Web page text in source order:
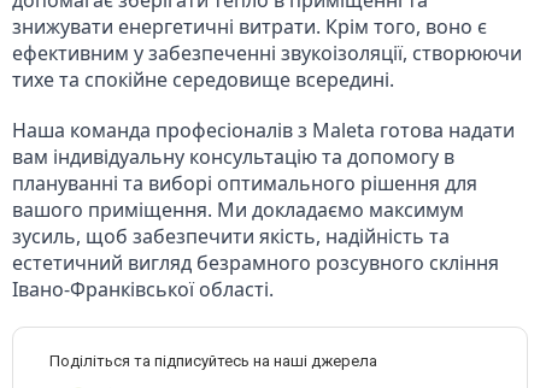
знижувати енергетичні витрати. Крім того, воно є
ефективним у забезпеченні звукоізоляції, створюючи
тихе та спокійне середовище всередині.
Наша команда професіоналів з Maleta готова надати
вам індивідуальну консультацію та допомогу в
плануванні та виборі оптимального рішення для
вашого приміщення. Ми докладаємо максимум
зусиль, щоб забезпечити якість, надійність та
естетичний вигляд безрамного розсувного скління
Івано-Франківської області.
Поділіться та підписуйтесь на наші джерела